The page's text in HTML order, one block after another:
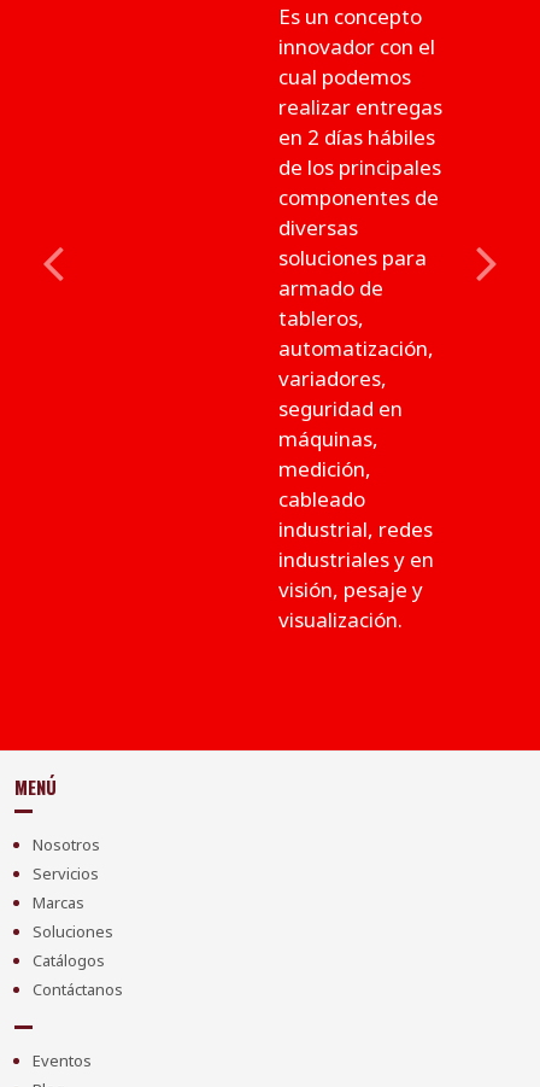
Es un concepto
innovador con el
cual podemos
realizar entregas
en 2 días hábiles
de los principales
componentes de
diversas
soluciones para
armado de
tableros,
automatización,
variadores,
seguridad en
máquinas,
medición,
cableado
industrial, redes
industriales y en
visión, pesaje y
visualización.
Previous Next
MENÚ
Nosotros
Servicios
Marcas
Soluciones
Catálogos
Contáctanos
Eventos